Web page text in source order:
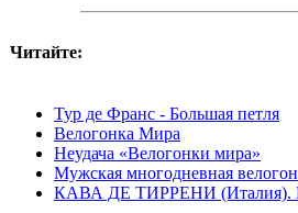
Читайте:
Тур де Франс - Большая петля
Велогонка Мира
Неудача «Велогонки мира»
Мужская многодневная
КАВА ДЕ ТИРРЕНИ (Италия).